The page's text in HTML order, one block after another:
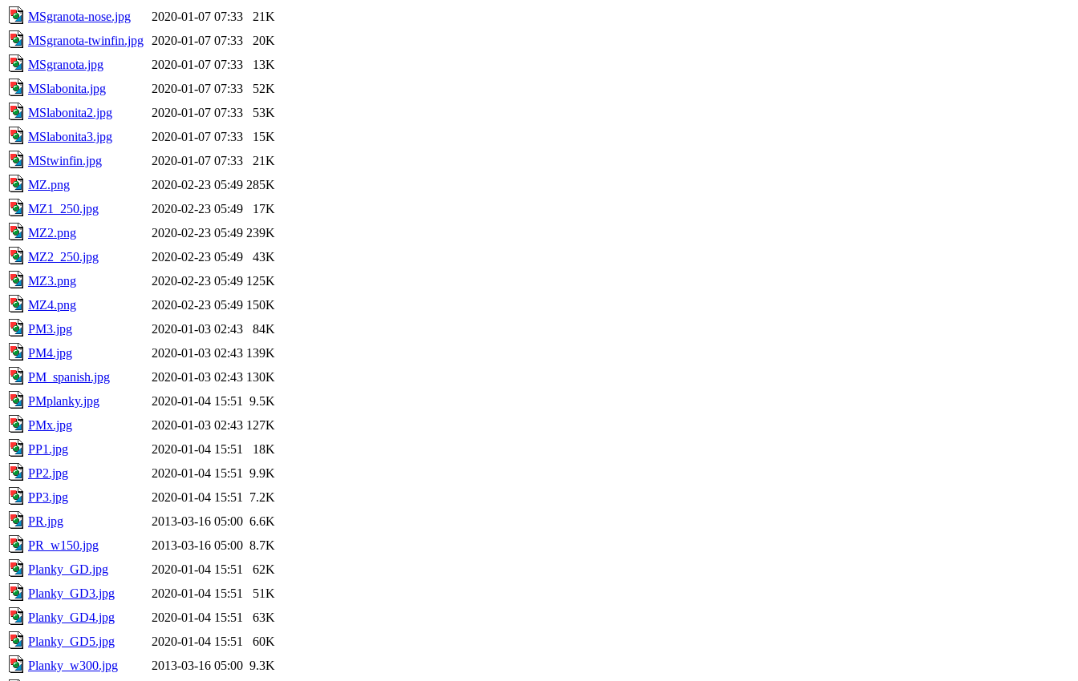
MSgranota-nose.jpg
2020-01-07 07:33
21K
MSgranota-twinfin.jpg
2020-01-07 07:33
20K
MSgranota.jpg
2020-01-07 07:33
13K
MSlabonita.jpg
2020-01-07 07:33
52K
MSlabonita2.jpg
2020-01-07 07:33
53K
MSlabonita3.jpg
2020-01-07 07:33
15K
MStwinfin.jpg
2020-01-07 07:33
21K
MZ.png
2020-02-23 05:49 285K
MZ1_250.jpg
2020-02-23 05:49
17K
MZ2.png
2020-02-23 05:49 239K
MZ2_250.jpg
2020-02-23 05:49
43K
MZ3.png
2020-02-23 05:49 125K
MZ4.png
2020-02-23 05:49 150K
PM3.jpg
2020-01-03 02:43
84K
PM4.jpg
2020-01-03 02:43 139K
PM_spanish.jpg
2020-01-03 02:43 130K
PMplanky.jpg
2020-01-04 15:51
9.5K
PMx.jpg
2020-01-03 02:43 127K
PP1.jpg
2020-01-04 15:51
18K
PP2.jpg
2020-01-04 15:51
9.9K
PP3.jpg
2020-01-04 15:51
7.2K
PR.jpg
2013-03-16 05:00 6.6K
PR_w150.jpg
2013-03-16 05:00 8.7K
Planky_GD.jpg
2020-01-04 15:51
62K
Planky_GD3.jpg
2020-01-04 15:51
51K
Planky_GD4.jpg
2020-01-04 15:51
63K
Planky_GD5.jpg
2020-01-04 15:51
60K
Planky_w300.jpg
2013-03-16 05:00 9.3K